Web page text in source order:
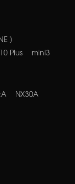
]
Plus
mini3
NX30A